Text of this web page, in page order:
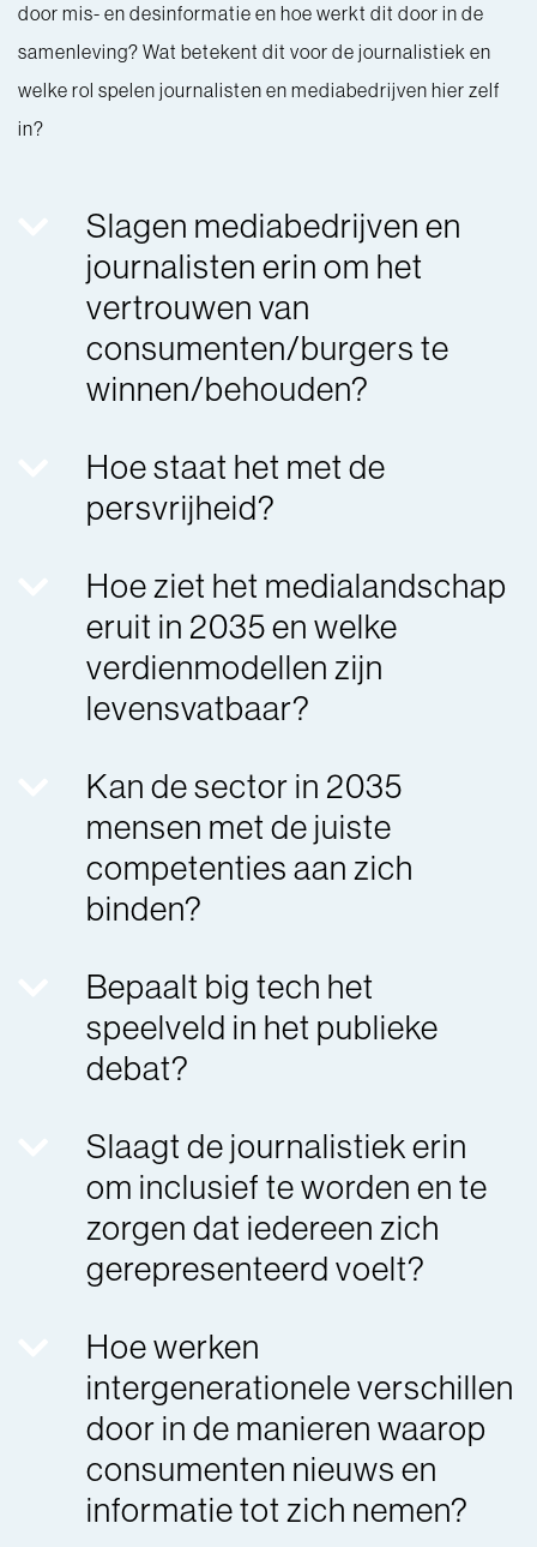
door mis- en desinformatie en hoe werkt dit door in de
samenleving? Wat betekent dit voor de journalistiek en
welke rol spelen journalisten en mediabedrijven hier zelf
in?
Slagen mediabedrijven en
journalisten erin om het
vertrouwen van
consumenten/burgers te
winnen/behouden?
Hoe staat het met de
persvrijheid?
Hoe ziet het medialandschap
eruit in 2035 en welke
verdienmodellen zijn
levensvatbaar?
Kan de sector in 2035
mensen met de juiste
competenties aan zich
binden?
Bepaalt big tech het
speelveld in het publieke
debat?
Slaagt de journalistiek erin
om inclusief te worden en te
zorgen dat iedereen zich
gerepresenteerd voelt?
Hoe werken
intergenerationele verschillen
door in de manieren waarop
consumenten nieuws en
informatie tot zich nemen?